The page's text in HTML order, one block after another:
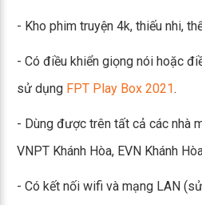
- Kho phim truyện 4k, thiếu nhi,
- Có điều khiển giọng nói hoặc
sử dụng FPT Play Box 2021.
- Dùng được trên tất cả các nhà
VNPT Khánh Hòa, EVN Khánh
- Có kết nối wifi và mạng LAN